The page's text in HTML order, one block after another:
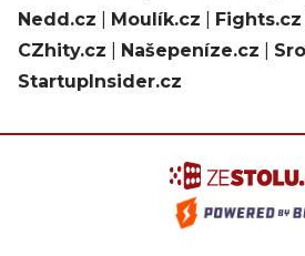
Nedd.cz
Moulík.cz Fights.cz
CZhity.cz
Našepeníze.cz
StartupInsider.cz